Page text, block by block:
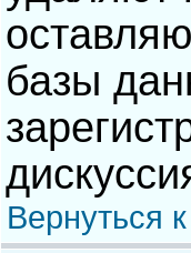
базы
Вернуться